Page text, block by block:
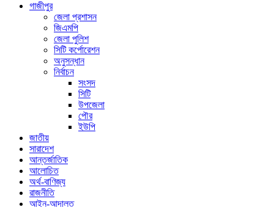
গাজীপুর
জেলা প্রশাসন
জিএমপি
জেলা পুলিশ
সিটি কর্পোরেশন
অনুসন্ধান
নির্বাচন
সংসদ
সিটি
উপজেলা
পৌর
ইউপি
জাতীয়
সারাদেশ
আন্তর্জাতিক
আলোচিত
অর্থ-বাণিজ্য
রাজনীতি
আইন-আদালত